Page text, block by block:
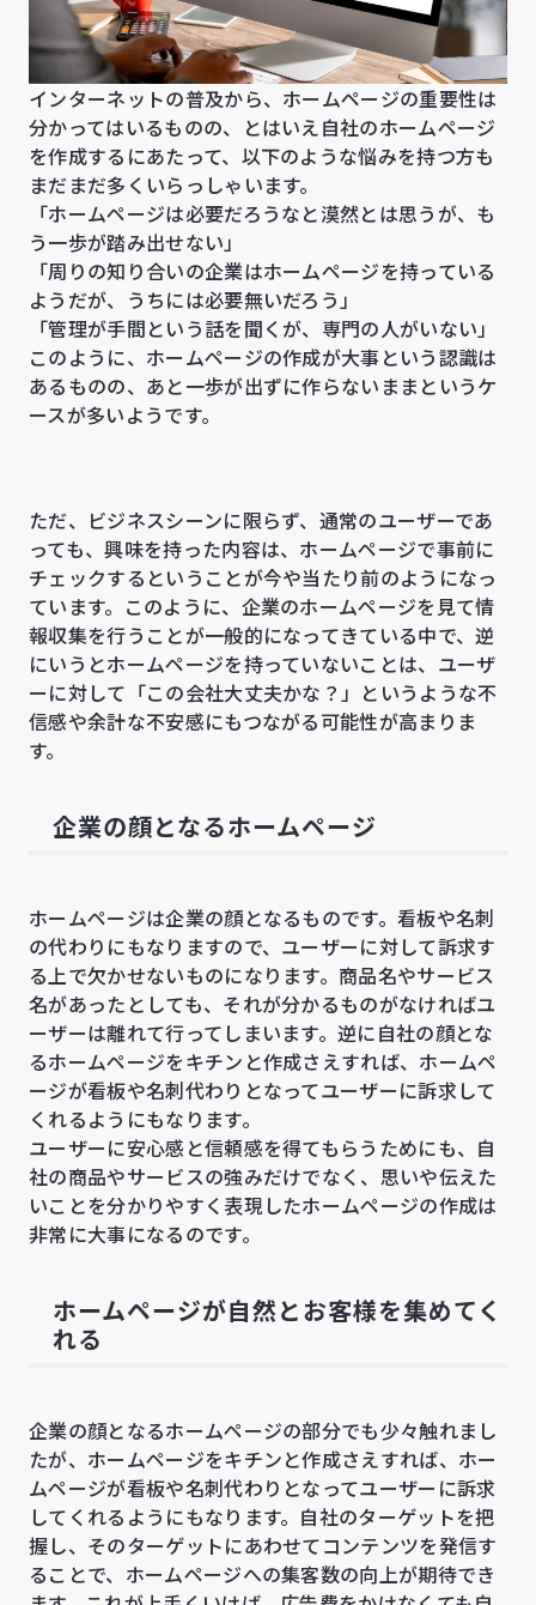
インターネットの普及から、ホームページの重要性は
分かってはいるものの、とはいえ自社のホームページ
を作成するにあたって、以下のような悩みを持つ方も
まだまだ多くいらっしゃいます。
「ホームページは必要だろうなと漠然とは思うが、も
う一歩が踏み出せない」
「周りの知り合いの企業はホームページを持っている
ようだが、うちには必要無いだろう」
「管理が手間という話を聞くが、専門の人がいない」
このように、ホームページの作成が大事という認識は
あるものの、あと一歩が出ずに作らないままというケ
ースが多いようです。
ただ、ビジネスシーンに限らず、通常のユーザーであ
っても、興味を持った内容は、ホームページで事前に
チェックするということが今や当たり前のようになっ
ています。このように、企業のホームページを見て情
報収集を行うことが一般的になってきている中で、逆
にいうとホームページを持っていないことは、ユーザ
ーに対して「この会社大丈夫かな？」というような不
信感や余計な不安感にもつながる可能性が高まりま
す。
企業の顔となるホームページ
ホームページは企業の顔となるものです。看板や名刺
の代わりにもなりますので、ユーザーに対して訴求す
る上で欠かせないものになります。商品名やサービス
名があったとしても、それが分かるものがなければユ
ーザーは離れて行ってしまいます。逆に自社の顔とな
るホームページをキチンと作成さえすれば、ホームペ
ージが看板や名刺代わりとなってユーザーに訴求して
くれるようにもなります。
ユーザーに安心感と信頼感を得てもらうためにも、自
社の商品やサービスの強みだけでなく、思いや伝えた
いことを分かりやすく表現したホームページの作成は
非常に大事になるのです。
ホームページが自然とお客様を集めてく
れる
企業の顔となるホームページの部分でも少々触れまし
たが、ホームページをキチンと作成さえすれば、ホー
ムページが看板や名刺代わりとなってユーザーに訴求
してくれるようにもなります。自社のターゲットを把
握し、そのターゲットにあわせてコンテンツを発信す
ることで、ホームページへの集客数の向上が期待でき